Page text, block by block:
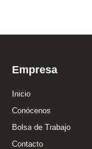
Empresa
Inicio
Conócenos
Bolsa de Trabajo
Contacto